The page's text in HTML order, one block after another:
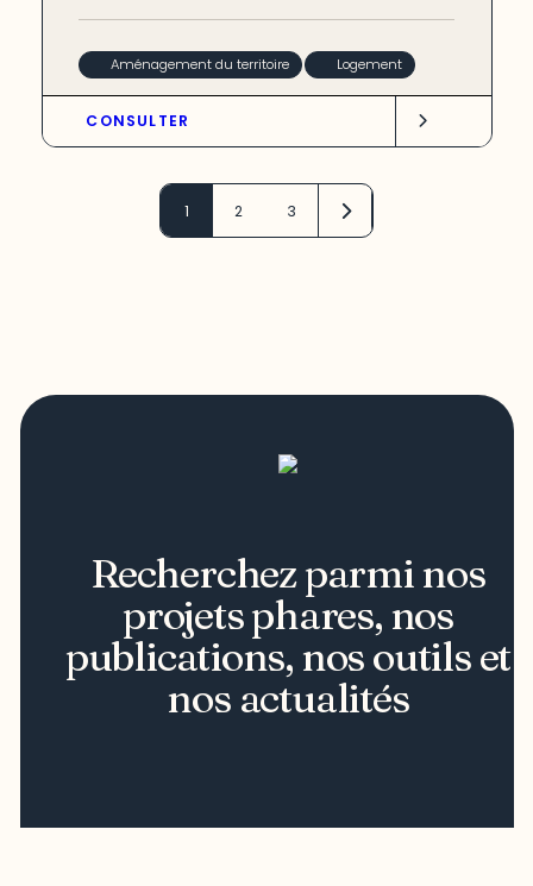
Aménagement du territoire Logement
CONSULTER
1 2 3
Recherchez parmi nos
projets phares, nos
publications, nos outils et
nos actualités